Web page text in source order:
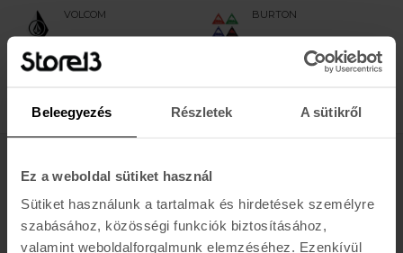
Beleegyezés Részletek A sütikről
Ez a weboldal sütiket használ
Sütiket használunk a tartalmak és hirdetések személyre
szabásához, közösségi funkciók biztosításához,
valamint weboldalforgalmunk elemzéséhez. Ezenkívül
VOLCOM
STONE WAX
SCRAPER
BURTON
TRI-SCRAPER
6.200 Ft
Értesülj az újdonságokról, akciókról
FELIRATKOZOM »